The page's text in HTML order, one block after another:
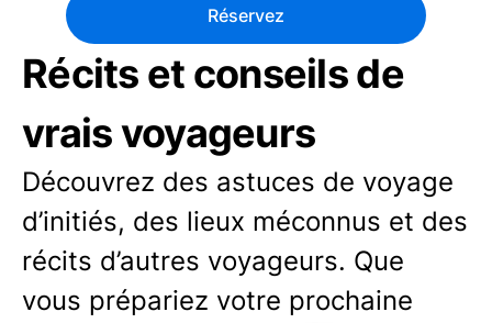
Réservez
Récits et conseils de
vrais voyageurs
Découvrez des astuces de voyage
d’initiés, des lieux méconnus et des
récits d’autres voyageurs. Que
vous prépariez votre prochaine